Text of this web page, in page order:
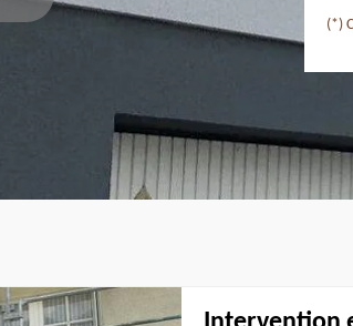
(*)